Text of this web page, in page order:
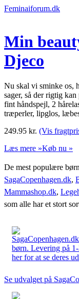
Feminaiforum.dk
Min
Djeco
Nu skal vi sminke os,
sager, så der rigtig
fint håndspejl, 2
træperler, lipglos,
249.95 kr. (Vis
Læs mere »Køb nu »
De mest populære
SagaCopenhagen.dk,
Mammashop.dk,
som alle har et stort
børn. Levering på
her for at se deres
Se udvalget på